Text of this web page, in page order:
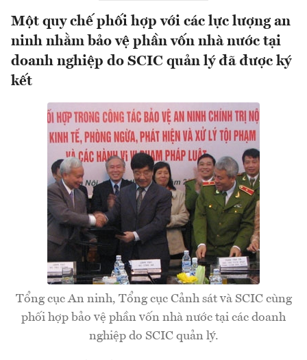
Một quy chế phối hợp với các lực lượng an
ninh nhằm bảo vệ phần vốn nhà nước tại
doanh nghiệp do SCIC quản lý đã được ký
kết
Tổng cục An ninh, Tổng cục Cảnh sát và SCIC cùng
phối hợp bảo vệ phần vốn nhà nước tại các doanh
nghiệp do SCIC quản lý.